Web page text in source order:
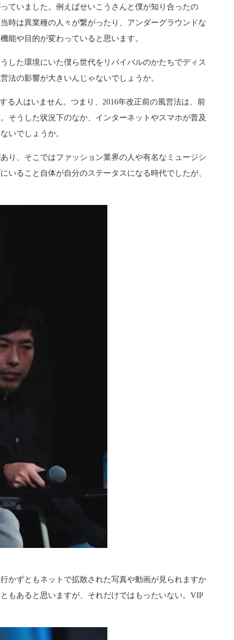
ていました。例えばせいこうさんと僕が知り合ったの
時は異業種の人々が繋がったり、アンダーグラウンドな
能や目的が変わっていると思います。
した環境にいた僕ら世代をリバイバルのかたちでディス
法の影響が大きいんじゃないでしょうか。
る人はいません。つまり、2016年改正前の風営法は、前
そうした状況下のなか、インターネットやスマホが普及
いでしょうか。
り、そこではファッション業界の人や有名なミュージシ
ること自体が自分のステータスになる時代でしたが、
かずともネットで拡散された写真や動画が見られますか
もあると思いますが、それだけではもったいない。VIP